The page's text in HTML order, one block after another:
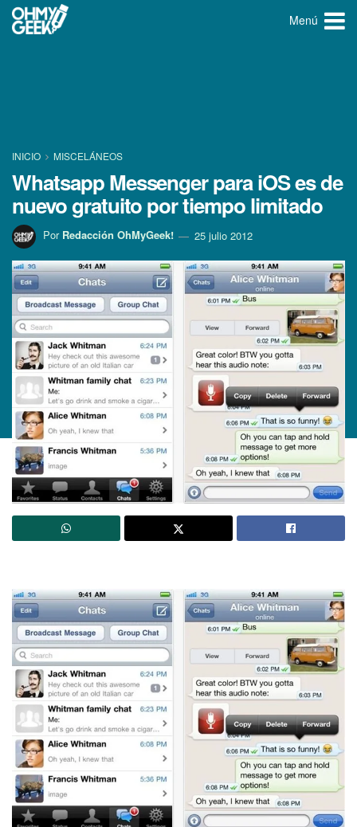
Menú
INICIO MISCELÁNEOS
Whatsapp Messenger para iOS es de
nuevo gratuito por tiempo limitado
Por Redacción OhMyGeek! 25 julio 2012